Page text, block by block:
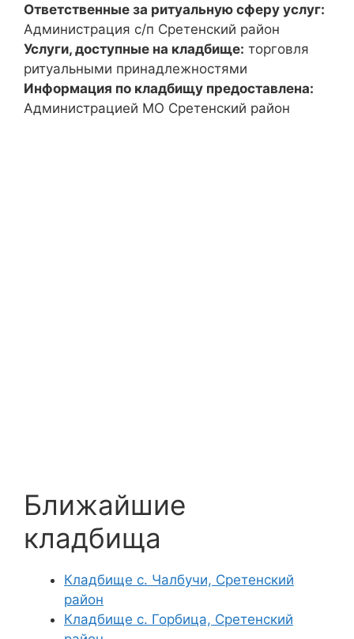
Ответственные за ритуальную сферу услуг:
Администрация с/п Сретенский район
Услуги, доступные на кладбище: торговля
ритуальными принадлежностями
Информация по кладбищу предоставлена:
Администрацией МО Сретенский район
Ближайшие
кладбища
Кладбище с. Чалбучи, Сретенский
район
Кладбище с. Горбица, Сретенский